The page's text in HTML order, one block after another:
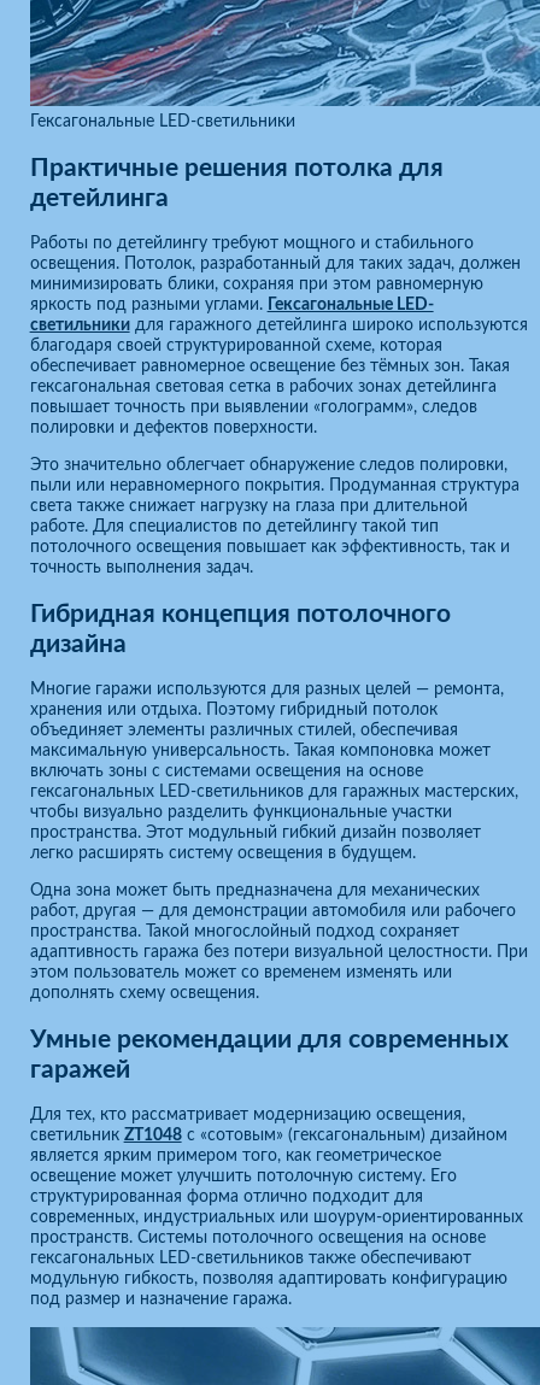
Гексагональные LED-светильники
Практичные решения потолка для
детейлинга
Работы по детейлингу требуют мощного и стабильного
освещения. Потолок, разработанный для таких задач, должен
минимизировать блики, сохраняя при этом равномерную
яркость под разными углами.
Гексагональные LED-
светильникидля гаражного детейлинга широко используются
благодаря своей структурированной схеме, которая
обеспечивает равномерное освещение без тёмных зон. Такая
гексагональная световая сетка в рабочих зонах детейлинга
повышает точность при выявлении «голограмм», следов
полировки и дефектов поверхности.
Это значительно облегчает обнаружение следов полировки,
пыли или неравномерного покрытия. Продуманная структура
света также снижает нагрузку на глаза при длительной
работе. Для специалистов по детейлингу такой тип
потолочного освещения повышает как эффективность, так и
точность выполнения задач.
Гибридная концепция потолочного
дизайна
Многие гаражи используются для разных целей — ремонта,
хранения или отдыха. Поэтому гибридный потолок
объединяет элементы различных стилей, обеспечивая
максимальную универсальность. Такая компоновка может
включать зоны с системами освещения на основе
гексагональных LED-светильников для гаражных мастерских,
чтобы визуально разделить функциональные участки
пространства. Этот модульный гибкий дизайн позволяет
легко расширять систему освещения в будущем.
Одна зона может быть предназначена для механических
работ, другая — для демонстрации автомобиля или рабочего
пространства. Такой многослойный подход сохраняет
адаптивность гаража без потери визуальной целостности. При
этом пользователь может со временем изменять или
дополнять схему освещения.
Умные рекомендации для современных
гаражей
Для тех, кто рассматривает модернизацию освещения,
светильник ZT1048с «сотовым» (гексагональным) дизайном
является ярким примером того, как геометрическое
освещение может улучшить потолочную систему. Его
структурированная форма отлично подходит для
современных, индустриальных или шоурум-ориентированных
пространств. Системы потолочного освещения на основе
гексагональных LED-светильников также обеспечивают
модульную гибкость, позволяя адаптировать конфигурацию
под размер и назначение гаража.